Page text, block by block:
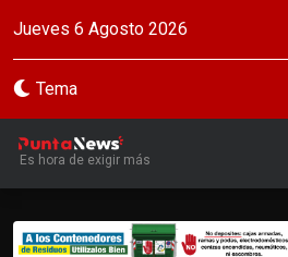
Jueves 6 Agosto 2026
Tema
Es hora de exigir más